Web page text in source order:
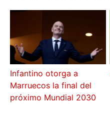
Infantino otorga a
Marruecos la final del
próximo Mundial 2030